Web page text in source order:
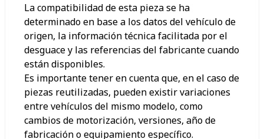
La compatibilidad de esta pieza se ha
determinado en base a los datos del vehículo de
origen, la información técnica facilitada por el
desguace y las referencias del fabricante cuando
están disponibles.
Es importante tener en cuenta que, en el caso de
piezas reutilizadas, pueden existir variaciones
entre vehículos del mismo modelo, como
cambios de motorización, versiones, año de
fabricación o equipamiento específico.